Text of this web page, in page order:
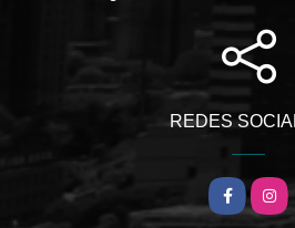
REDES
Facebook